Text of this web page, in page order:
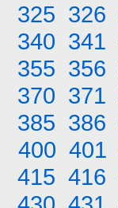
325 326
340 341
355 356
370 371
385 386
400 401
415 416